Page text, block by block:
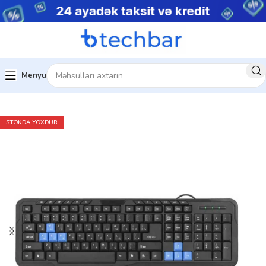
Menyu
Ev Kompüter aksesuarları
STOKDA YOXDUR